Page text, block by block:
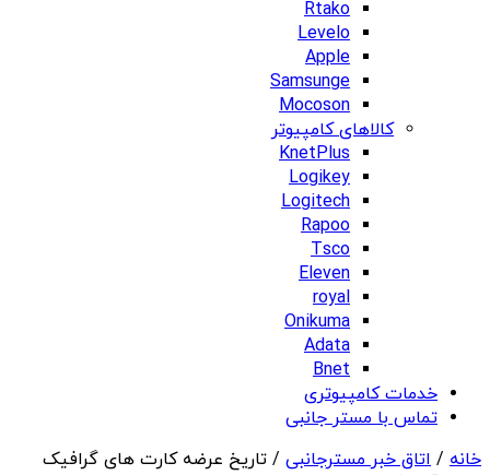
Rtako
Levelo
Apple
Samsunge
Mocoson
کالاهای کامپیوتر
KnetPlus
Logikey
Logitech
Rapoo
Tsco
Eleven
royal
Onikuma
Adata
Bnet
خدمات کامپیوتری
تماس با مستر جانبی
خانه / اتاق خبر مسترجانبی / تاریخ عرضه کارت های گرافیک